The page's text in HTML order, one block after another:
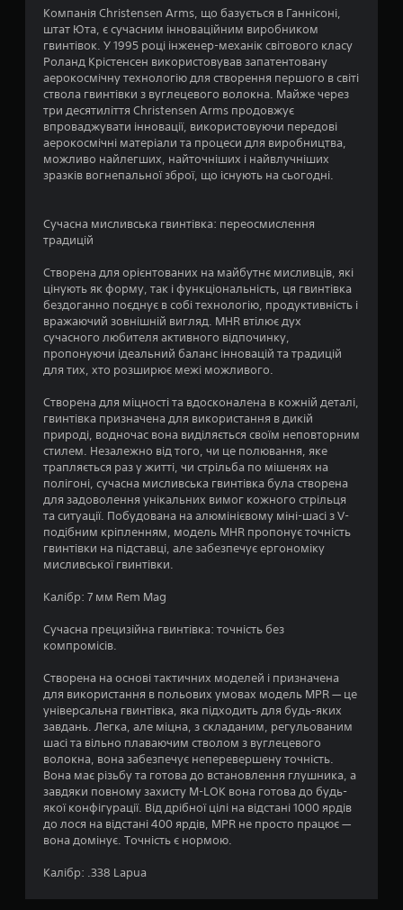
4
.
6
з
п
т
и
з
р
о
к
н
а
о
в
2
0
Компанія Christensen Arms, що базується в Ганнісоні,
штат Юта, є сучасним інноваційним виробником
гвинтівок. У 1995 році інженер-механік світового класу
Роланд Крістенсен використовував запатентовану
аерокосмічну технологію для створення першого в світі
ствола гвинтівки з вуглецевого волокна. Майже через
три десятиліття Christensen Arms продовжує
впроваджувати інновації, використовуючи передові
аерокосмічні матеріали та процеси для виробництва,
можливо найлегших, найточніших і найвлучніших
зразків вогнепальної зброї, що існують на сьогодні.
Сучасна мисливська гвинтівка: переосмислення
традицій
Створена для орієнтованих на майбутнє мисливців, які
цінують як форму, так і функціональність, ця гвинтівка
бездоганно поєднує в собі технологію, продуктивність і
вражаючий зовнішній вигляд. MHR втілює дух
сучасного любителя активного відпочинку,
пропонуючи ідеальний баланс інновацій та традицій
для тих, хто розширює межі можливого.
Створена для міцності та вдосконалена в кожній деталі,
гвинтівка призначена для використання в дикій
природі, водночас вона виділяється своїм неповторним
стилем. Незалежно від того, чи це полювання, яке
трапляється раз у житті, чи стрільба по мішенях на
полігоні, сучасна мисливська гвинтівка була створена
для задоволення унікальних вимог кожного стрільця
та ситуації. Побудована на алюмінієвому міні-шасі з V-
подібним кріпленням, модель MHR пропонує точність
гвинтівки на підставці, але забезпечує ергономіку
мисливської гвинтівки.
Калібр: 7 мм Rem Mag
Сучасна прецизійна гвинтівка: точність без
компромісів.
Створена на основі тактичних моделей і призначена
для використання в польових умовах модель MPR — це
універсальна гвинтівка, яка підходить для будь-яких
завдань. Легка, але міцна, з складаним, регульованим
шасі та вільно плаваючим стволом з вуглецевого
волокна, вона забезпечує неперевершену точність.
Вона має різьбу та готова до встановлення глушника, а
завдяки повному захисту M-LOK вона готова до будь-
якої конфігурації. Від дрібної цілі на відстані 1000 ярдів
до лося на відстані 400 ярдів, MPR не просто працює —
вона домінує. Точність є нормою.
Калібр: .338 Lapua